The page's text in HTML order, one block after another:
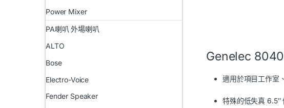
Genelec
適用於項目工作室
特殊的低失真 6.5″
Power Mixer
PA喇叭 外場喇叭
ALTO
Bose
Electro-Voice
Fender Speaker